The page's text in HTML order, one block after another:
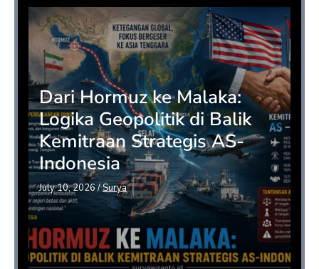
Dari Hormuz ke Malaka:
Logika Geopolitik di Balik
Kemitraan Strategis AS-
Indonesia
July 10, 2026/Surya